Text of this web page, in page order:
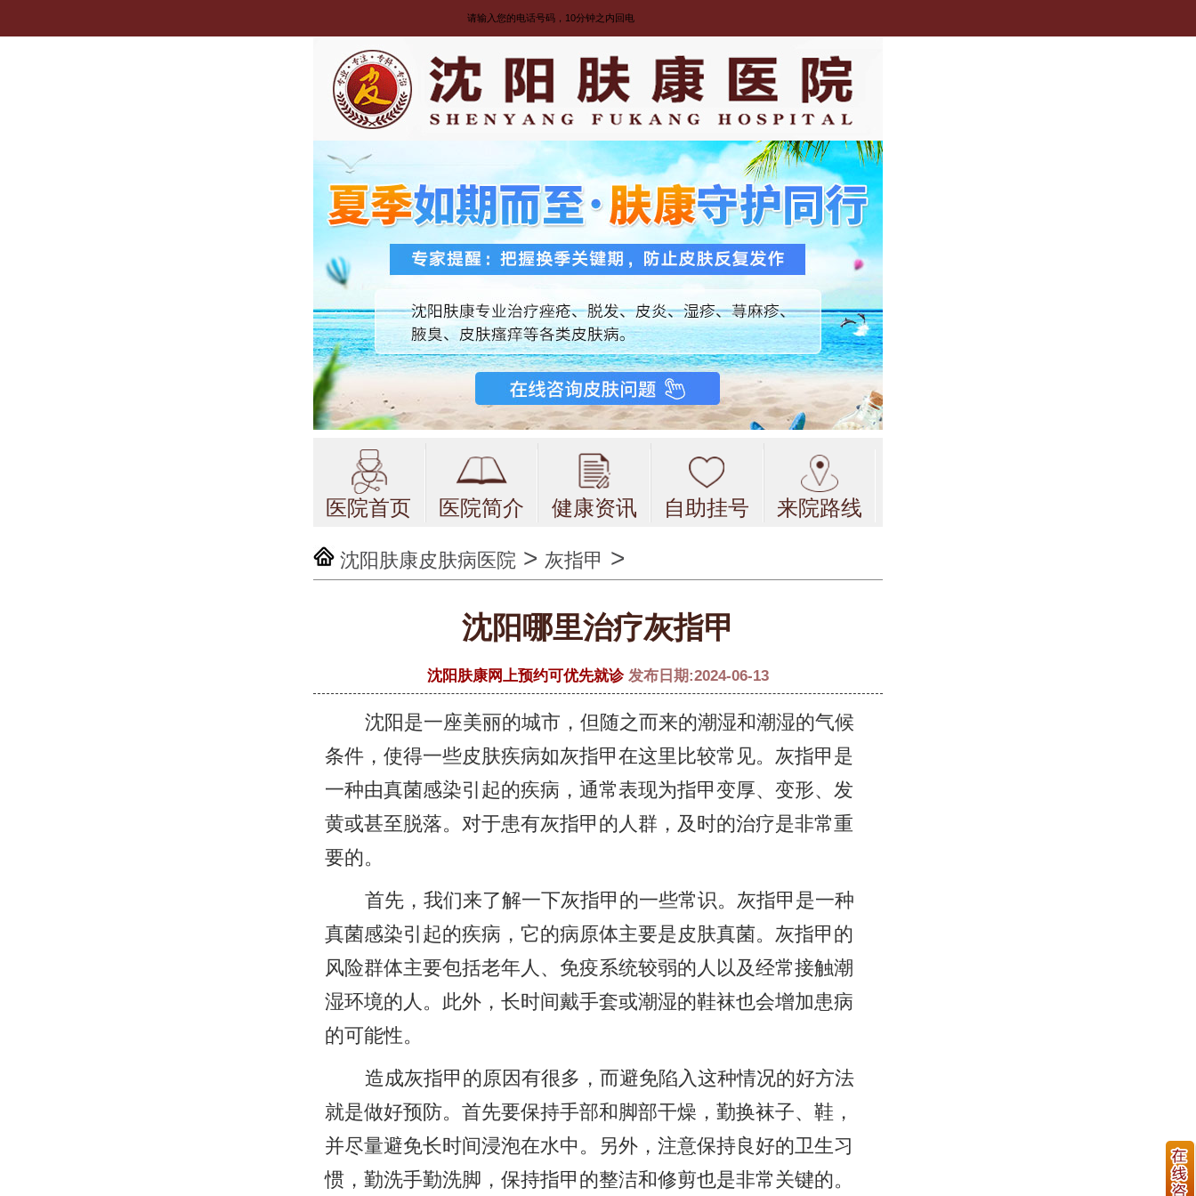
医院首页 医院简介 健康资讯 自助挂号 来院路线
沈阳肤康皮肤病医院 > 灰指甲 >
沈阳哪里治疗灰指甲
沈阳肤康网上预约可优先就诊 发布日期:2024-06-13
沈阳是一座美丽的城市，但随之而来的潮湿和潮湿的气候
条件，使得一些皮肤疾病如灰指甲在这里比较常见。灰指甲是
一种由真菌感染引起的疾病，通常表现为指甲变厚、变形、发
黄或甚至脱落。对于患有灰指甲的人群，及时的治疗是非常重
要的。
首先，我们来了解一下灰指甲的一些常识。灰指甲是一种
真菌感染引起的疾病，它的病原体主要是皮肤真菌。灰指甲的
风险群体主要包括老年人、免疫系统较弱的人以及经常接触潮
湿环境的人。此外，长时间戴手套或潮湿的鞋袜也会增加患病
的可能性。
造成灰指甲的原因有很多，而避免陷入这种情况的好方法
就是做好预防。首先要保持手部和脚部干燥，勤换袜子、鞋，
并尽量避免长时间浸泡在水中。另外，注意保持良好的卫生习
惯，勤洗手勤洗脚，保持指甲的整洁和修剪也是非常关键的。